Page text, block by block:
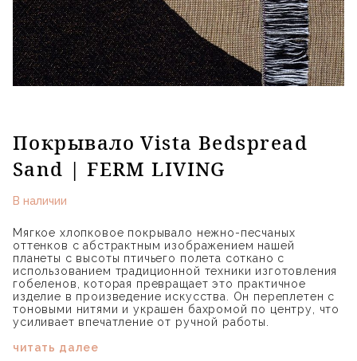
Покрывало Vista Bedspread
Sand | FERM LIVING
В наличии
Мягкое хлопковое покрывало нежно-песчаных
оттенков с абстрактным изображением нашей
планеты с высоты птичьего полета соткано с
использованием традиционной техники изготовления
гобеленов, которая превращает это практичное
изделие в произведение искусства. Он переплетен с
тоновыми нитями и украшен бахромой по центру, что
усиливает впечатление от ручной работы.
читать далее